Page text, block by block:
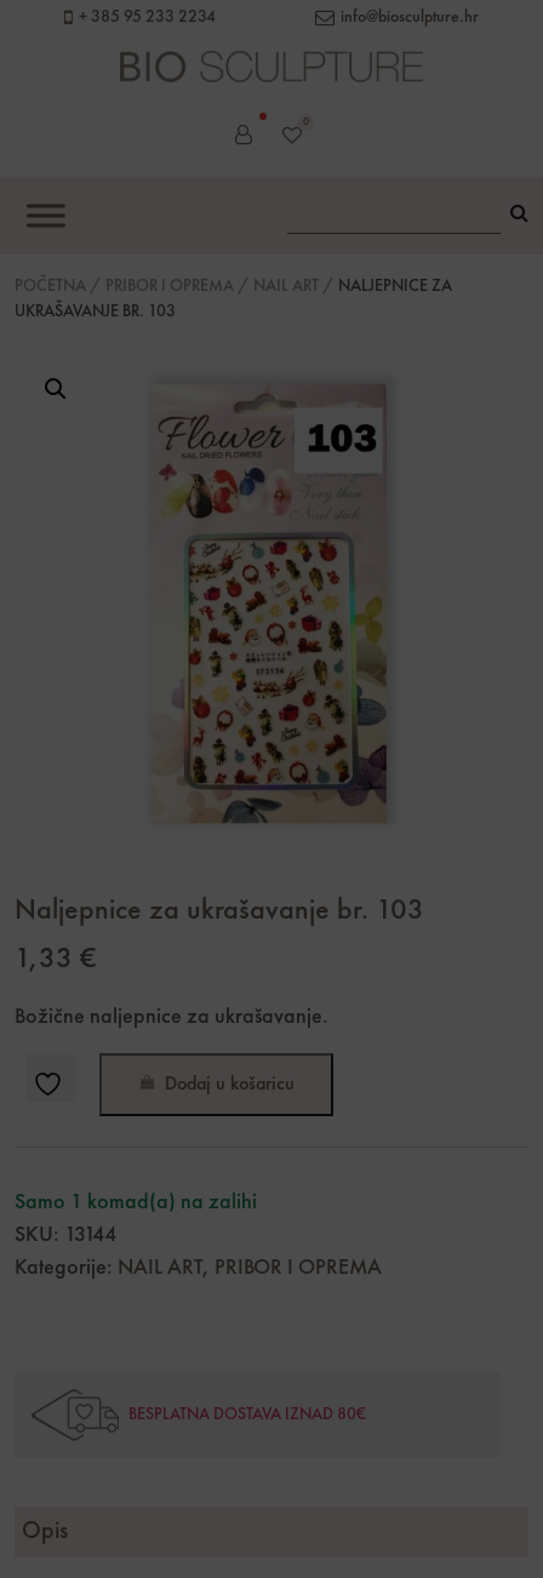
+ 385 95 233 2234 info@biosculpture.hr
0
POČETNA / PRIBOR I OPREMA / NAIL ART /
NALJEPNICE ZA
UKRAŠAVANJE BR. 103
Naljepnice za ukrašavanje br. 103
1,33 €
Božične naljepnice za ukrašavanje.
Dodaj u košaricu
Samo 1 komad(a) na zalihi
SKU: 13144
Kategorije: NAIL ART, PRIBOR I OPREMA
BESPLATNA DOSTAVA IZNAD 80€
Opis